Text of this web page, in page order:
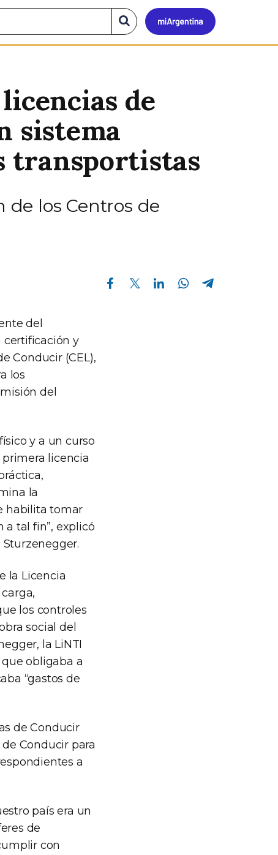
Mi
Buscar
en
el
de
sistema
transportistas
los Centros de
Compartir en Facebook Compartir en Twitter Compartir en Linkedin Compartir en Whatsapp
del
certificación y
Conducir (CEL),
los
del
y a un curso
licencia
la
habilita tomar
a tal fin”, explicó
la Licencia
los controles
social del
la LiNTI
obligaba a
“gastos de
de Conducir
Conducir para
a
país era un
de
con